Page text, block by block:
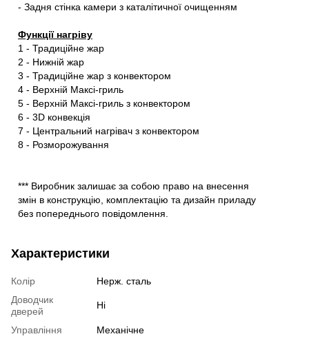
- Задня стінка камери з каталітичної очищенням
Функції нагріву
1 - Традиційне жар
2 - Нижній жар
3 - Традиційне жар з конвектором
4 - Верхній Максі-гриль
5 - Верхній Максі-гриль з конвектором
6 - 3D конвекція
7 - Центральний нагрівач з конвектором
8 - Розморожування
*** Виробник залишає за собою право на внесення
змін в конструкцію, комплектацію та дизайн приладу
без попереднього повідомлення.
Характеристики
Колір
Нерж. сталь
Доводчик
дверей
Ні
Управління
Механічне